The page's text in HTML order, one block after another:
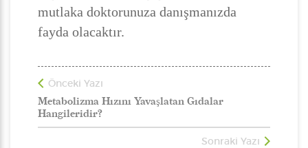
mutlaka doktorunuza danışmanızda
fayda olacaktır.
Önceki Yazı
Metabolizma Hızını Yavaşlatan Gıdalar
Hangileridir?
Sonraki Yazı